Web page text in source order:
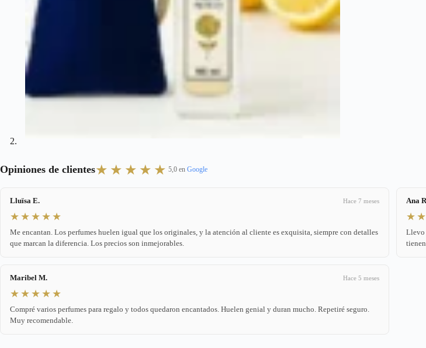
Opiniones de clientes★★★★★ 5,0 en Google
Lluïsa E. Hace 7 meses
★★★★★
Me encantan. Los perfumes huelen igual que los originales, y la atención al cliente es exquisita, siempre con detalles
que marcan la diferencia. Los precios son inmejorables.
Ana
Llevo
Maribel M. Hace 5 meses
★★★★★
Compré varios perfumes para regalo y todos quedaron encantados. Huelen genial y duran mucho. Repetiré seguro.
Muy recomendable.